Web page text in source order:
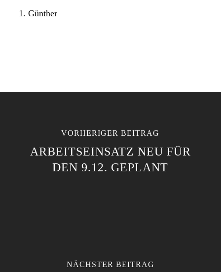
Günther
VORHERIGER BEITRAG
ARBEITSEINSATZ NEU FÜR
DEN 9.12. GEPLANT
NÄCHSTER BEITRAG